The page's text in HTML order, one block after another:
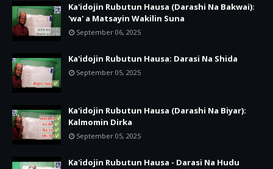
Ka'idojin Rubutun Hausa (Darashi Na Bakwai):
'wa' a Matsayin Wakilin Suna
September 06, 2025
Ka'idojin Rubutun Hausa: Darasi Na Shida
September 05, 2025
Ka'idojin Rubutun Hausa (Darashi Na Biyar):
Kalmomin Dirka
September 05, 2025
Ka'idojin Rubutun Hausa - Darasi Na Hudu